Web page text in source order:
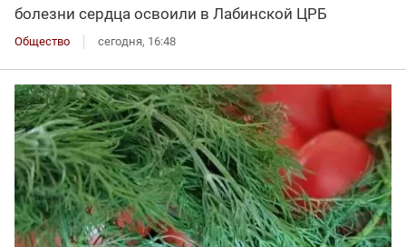
болезни сердца освоили в Лабинской ЦРБ
Общество сегодня, 16:48